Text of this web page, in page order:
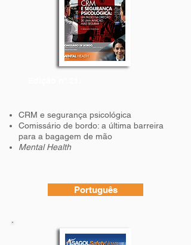
CRM e segurança psicológica
Comissário de bordo: a última barreira
para a bagagem de mão
Mental Health
Português